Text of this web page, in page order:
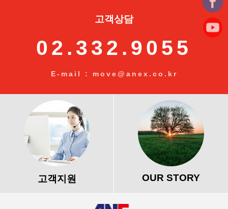
고객상담
02.332.9055
E-mail : move@anex.co.kr
고객지원 OUR STORY